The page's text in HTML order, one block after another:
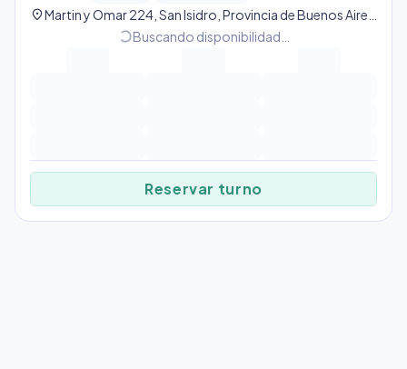
location_on
progress_activityBuscando disponibilidad…
Reservar turno